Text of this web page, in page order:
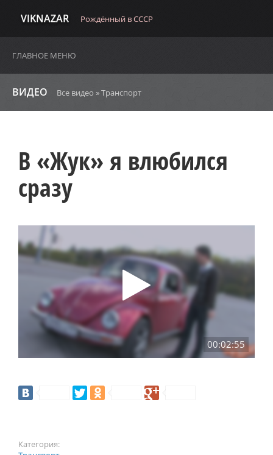
VIKNAZAR Рождённый в СССР
ГЛАВНОЕ МЕНЮ
ВИДЕО Все видео »Транспорт
В «Жук» я влюбился
сразу
00:02:55
Категория: